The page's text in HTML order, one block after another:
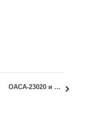
ОАСА-23020 и ИАСА-23020 – Историја архитектуре – Обликовање простора и стила: други колоквијум